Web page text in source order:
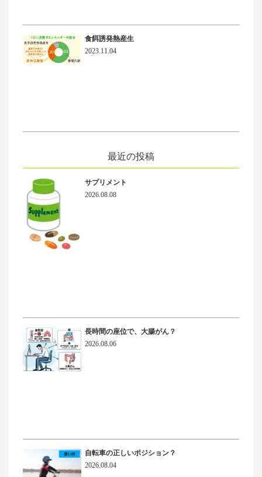
食餌誘発熱産生
2023.11.04
最近の投稿
サプリメント
2026.08.08
長時間の座位で、大腸がん？
2026.08.06
自転車の正しいポジション？
2026.08.04